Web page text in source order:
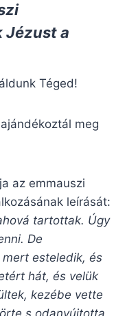
Jézust a
Téged!
meg
az emmauszi
leírását:
tartottak. Úgy
De
mert esteledik, és
hát, és velük
kezébe vette